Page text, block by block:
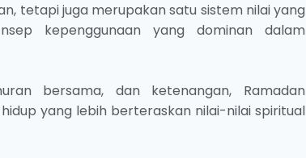
tetapi juga merupakan satu sistem nilai yang
kepenggunaan yang dominan dalam
bersama, dan ketenangan, Ramadan
yang lebih berteraskan nilai-nilai spiritual